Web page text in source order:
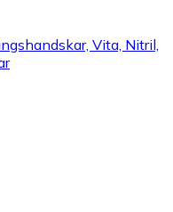
Vita, Nitril,